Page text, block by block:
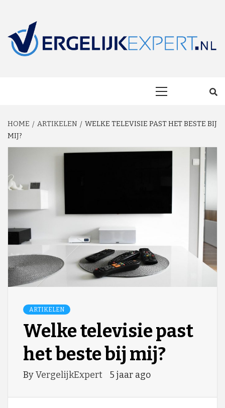
content
HOME ARTIKELEN
WELKE TELEVISIE PAST HET BESTE BIJ
MIJ?
ARTIKELEN
Welke televisie past
het beste bij mij?
ByVergelijkExpert 5 jaar ago